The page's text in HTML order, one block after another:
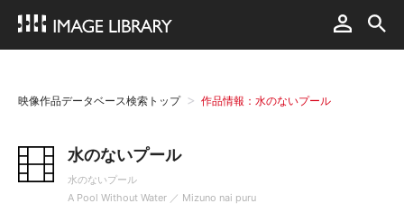
映像作品データベース検索トップ 作品情報：水のないプール
水のないプール
水のないプール
A Pool Without Water ／ Mizuno nai puru